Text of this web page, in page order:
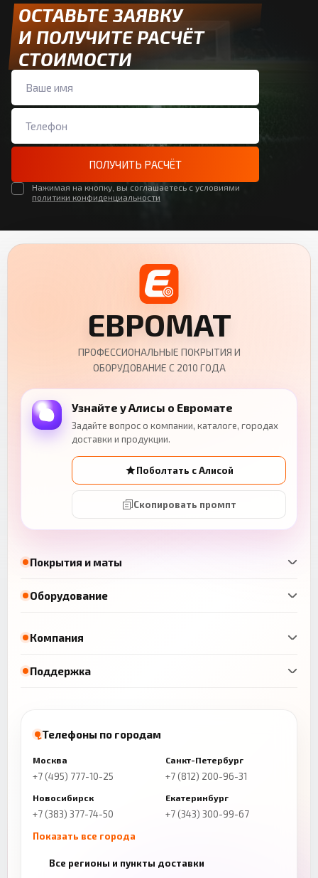
ОСТАВЬТЕ ЗАЯВКУ
И ПОЛУЧИТЕ РАСЧЁТ
СТОИМОСТИ
ПОЛУЧИТЬ РАСЧЁТ
Нажимая на кнопку, вы соглашаетесь с условиями
политики конфиденциальности
Покрытия и маты
Оборудование
ЕВРОМАТ
ПРОФЕССИОНАЛЬНЫЕ ПОКРЫТИЯ И
ОБОРУДОВАНИЕ С 2010 ГОДА
Узнайте у Алисы о Евромате
Задайте вопрос о компании, каталоге, городах
доставки и продукции.
Поболтать с Алисой
Скопировать промпт
Компания
Поддержка
Телефоны по городам
Москва
+7 (495) 777-10-25
Санкт-Петербург
+7 (812) 200-96-31
Новосибирск
+7 (383) 377-74-50
Екатеринбург
+7 (343) 300-99-67
Показать все города
+7 (843) 206-01-30
Все регионы и пункты доставки